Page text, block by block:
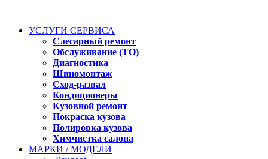
УСЛУГИ СЕРВИСА
Слесарный ремонт
Обслуживание (ТО)
Диагностика
Шиномонтаж
Сход-развал
Кондиционеры
Кузовной ремонт
Покраска кузова
Полировка кузова
Химчистка салона
МАРКИ / МОДЕЛИ